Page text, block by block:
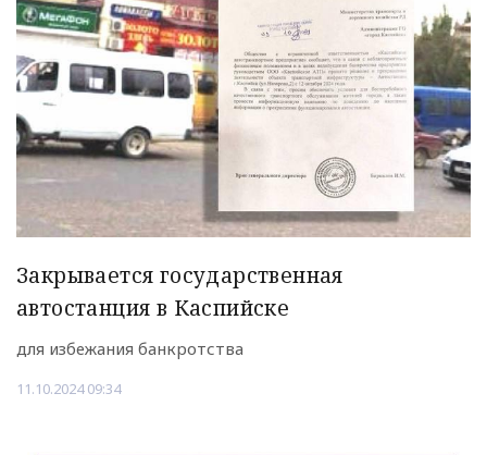
Закрывается государственная
автостанция в Каспийске
для избежания банкротства
11.10.2024 09:34